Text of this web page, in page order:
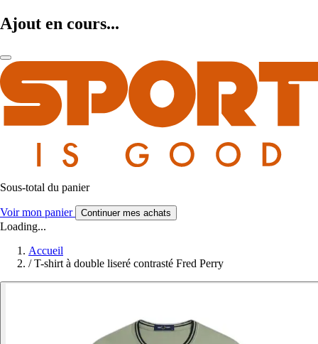
Ajout en cours...
Sous-total du panier
Voir mon panier Continuer mes achats
Loading...
Accueil
/ T-shirt à double liseré contrasté Fred Perry